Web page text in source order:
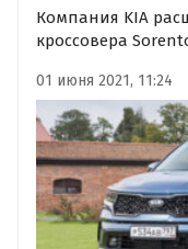
Компания KIA
кроссовера
Заказать, а позже
мотором можно в
Prestige, Premium,
01 июня 2021, 11:24